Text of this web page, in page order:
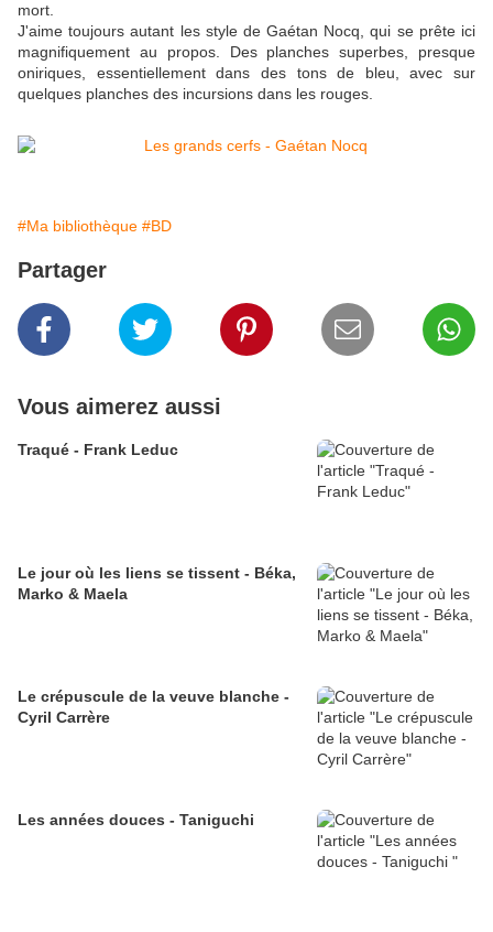
mort.
J'aime toujours autant les style de Gaétan Nocq, qui se prête ici
magnifiquement au propos. Des planches superbes, presque
oniriques, essentiellement dans des tons de bleu, avec sur
quelques planches des incursions dans les rouges.
#Ma bibliothèque #BD
Partager
Vous aimerez aussi
Traqué - Frank Leduc
Le jour où les liens se tissent - Béka,
Marko & Maela
Le crépuscule de la veuve blanche -
Cyril Carrère
Les années douces - Taniguchi